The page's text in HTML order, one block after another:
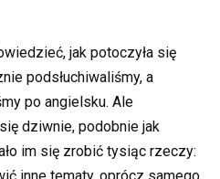
jak potoczyła się
podsłuchiwaliśmy, a
po angielsku. Ale
dziwnie, podobnie jak
im się zrobić tysiąc rzeczy: